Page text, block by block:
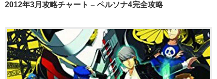
2012年3月攻略チャート – ペルソナ4完全攻略